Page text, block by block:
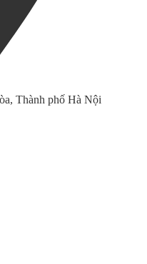
Thành phố Hà Nội